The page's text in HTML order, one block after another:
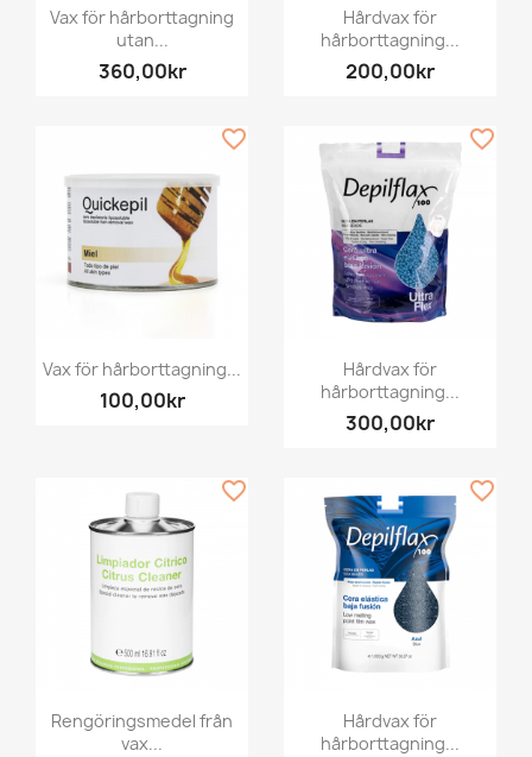
Vax för hårborttagning
utan...
360,00kr
Hårdvax för
hårborttagning...
200,00kr
Vax för hårborttagning...
100,00kr
favorite_border
Hårdvax för
hårborttagning...
300,00kr
favorite_border
Rengöringsmedel från
vax...
favorite_border
Hårdvax för
hårborttagning...
favorite_border